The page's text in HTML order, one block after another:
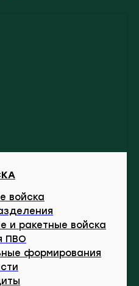
войска
и ракетные войска
ПВО
формирования